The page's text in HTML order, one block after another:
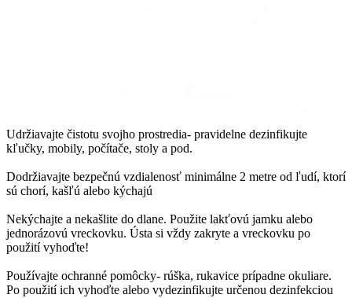
Udržiavajte čistotu svojho prostredia- pravidelne dezinfikujte
kľučky, mobily, počítače, stoly a pod.
Dodržiavajte bezpečnú vzdialenosť minimálne 2 metre od ľudí, ktorí
sú chorí, kašľú alebo kýchajú
Nekýchajte a nekašlite do dlane. Použite lakťovú jamku alebo
jednorázovú vreckovku. Ústa si vždy zakryte a vreckovku po
použití vyhoďte!
Používajte ochranné pomôcky- rúška, rukavice prípadne okuliare.
Po použití ich vyhoďte alebo vydezinfikujte určenou dezinfekciou